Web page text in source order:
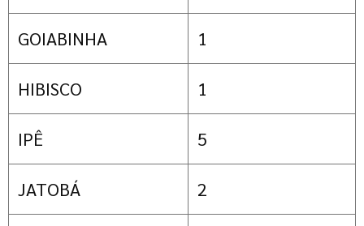
GOIABINHA 1
HIBISCO 1
IPÊ 5
JATOBÁ 2